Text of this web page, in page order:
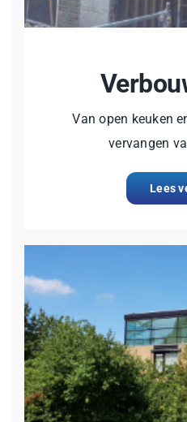
Van open keuken
vervangen
Lees